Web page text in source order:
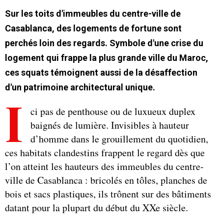
Sur les toits d'immeubles du centre-ville de
Casablanca, des logements de fortune sont
perchés loin des regards. Symbole d'une crise du
logement qui frappe la plus grande ville du Maroc,
ces squats témoignent aussi de la désaffection
d'un patrimoine architectural unique.
I
ci pas de penthouse ou de luxueux duplex
baignés de lumière. Invisibles à hauteur
d’homme dans le grouillement du quotidien,
ces habitats clandestins frappent le regard dès que
l’on atteint les hauteurs des immeubles du centre-
ville de Casablanca : bricolés en tôles, planches de
bois et sacs plastiques, ils trônent sur des bâtiments
datant pour la plupart du début du XXe siècle.